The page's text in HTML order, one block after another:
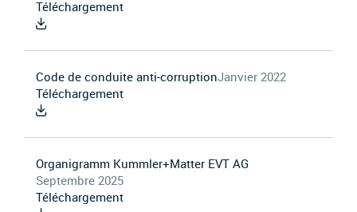
Téléchargement
Code de conduite anti-corruptionJanvier 2022
Téléchargement
Organigramm Kummler+Matter EVT AG
Septembre 2025
Téléchargement